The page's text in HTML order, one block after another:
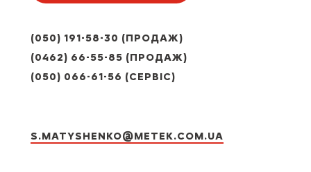
(050) 191-58-30 (ПРОДАЖ)
(0462) 66-55-85 (ПРОДАЖ)
(050) 066-61-56 (СЕРВІС)
S.MATYSHENKO@METEK.COM.UA